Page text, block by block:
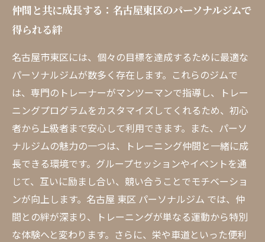
仲間と共に成長する：名古屋東区のパーソナルジムで
得られる絆
名古屋市東区には、個々の目標を達成するために最適な
パーソナルジムが数多く存在します。これらのジムで
は、専門のトレーナーがマンツーマンで指導し、トレー
ニングプログラムをカスタマイズしてくれるため、初心
者から上級者まで安心して利用できます。また、パーソ
ナルジムの魅力の一つは、トレーニング仲間と一緒に成
長できる環境です。グループセッションやイベントを通
じて、互いに励まし合い、競い合うことでモチベーショ
ンが向上します。名古屋 東区 パーソナルジム では、仲
間との絆が深まり、トレーニングが単なる運動から特別
な体験へと変わります。さらに、栄や車道といった便利